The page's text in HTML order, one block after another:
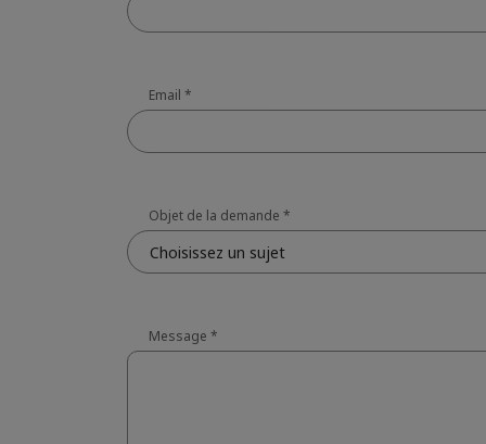
Email *
Objet de la demande *
Choisissez un sujet
Message *